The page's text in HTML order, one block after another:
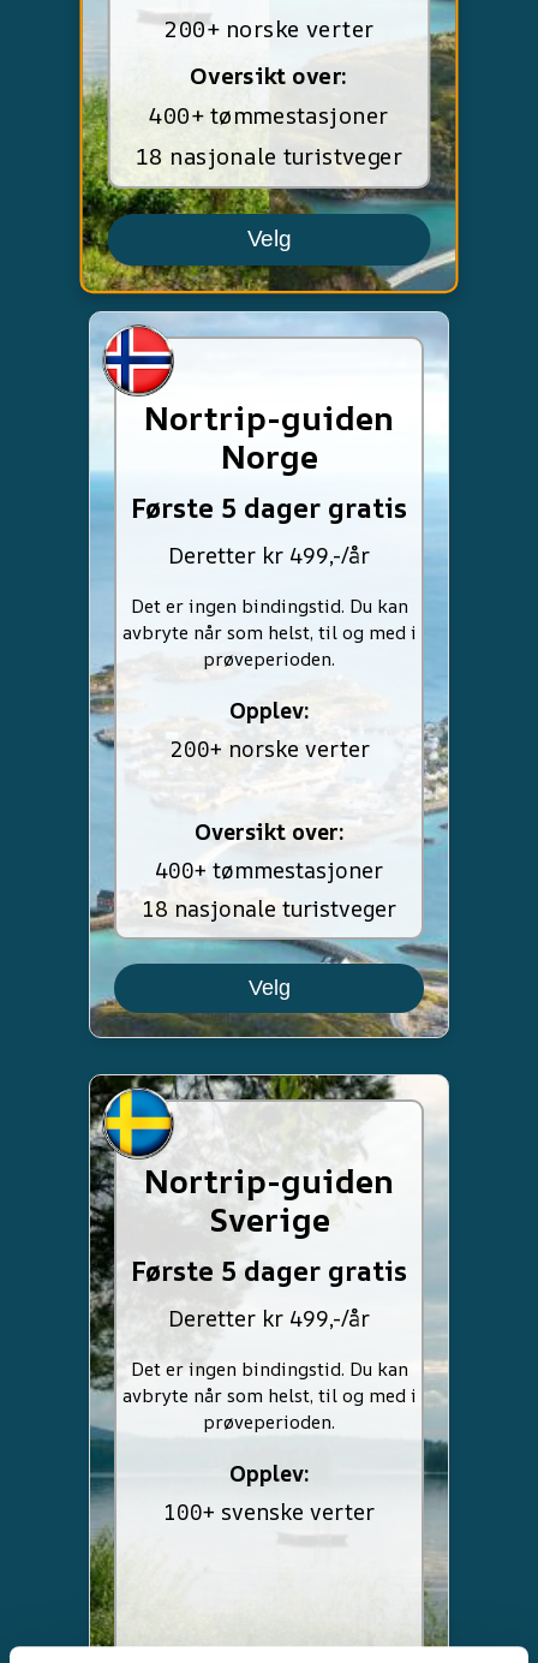
200+ norske verter
Oversikt over:
400+ tømmestasjoner
18 nasjonale turistveger
Velg
Nortrip-guiden
Norge
Første 5 dager gratis
Deretter kr 499,-/år
Det er ingen bindingstid. Du kan
avbryte når som helst, til og med i
prøveperioden.
Opplev:
200+ norske verter
Oversikt over:
400+ tømmestasjoner
18 nasjonale turistveger
Velg
Nortrip-guiden
Sverige
Første 5 dager gratis
Deretter kr 499,-/år
Det er ingen bindingstid. Du kan
avbryte når som helst, til og med i
prøveperioden.
Opplev:
100+ svenske verter